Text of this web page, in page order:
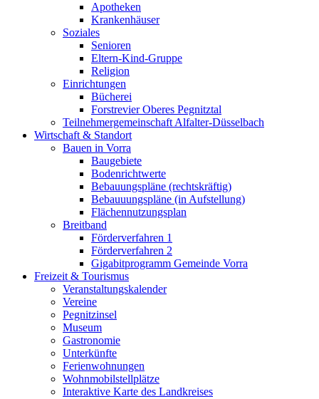
Apotheken
Krankenhäuser
Soziales
Senioren
Eltern-Kind-Gruppe
Religion
Einrichtungen
Bücherei
Forstrevier Oberes Pegnitztal
Teilnehmergemeinschaft Alfalter-Düsselbach
Wirtschaft & Standort
Bauen in Vorra
Baugebiete
Bodenrichtwerte
Bebauungspläne (rechtskräftig)
Bebauuungspläne (in Aufstellung)
Flächennutzungsplan
Breitband
Förderverfahren 1
Förderverfahren 2
Gigabitprogramm Gemeinde Vorra
Freizeit & Tourismus
Veranstaltungskalender
Vereine
Pegnitzinsel
Museum
Gastronomie
Unterkünfte
Ferienwohnungen
Wohnmobilstellplätze
Interaktive Karte des Landkreises